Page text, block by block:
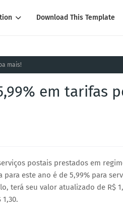
Download This Template
mais!
em tarifas
postais prestados em
este ano é de 5,99% para
seu valor atualizado de R$